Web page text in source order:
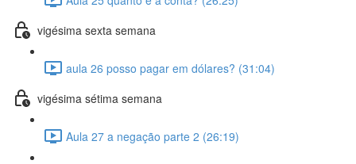
vigésima sexta semana
aula 26 posso pagar em dólares? (31:04)
vigésima sétima semana
Aula 27 a negação parte 2 (26:19)